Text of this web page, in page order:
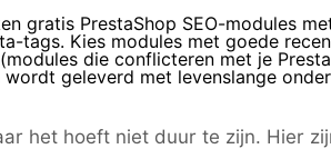
gratis PrestaShop SEO-modules
tags. Kies modules met goede
die conflicteren met je
geleverd met levenslange
het hoeft niet duur te zijn. Hier